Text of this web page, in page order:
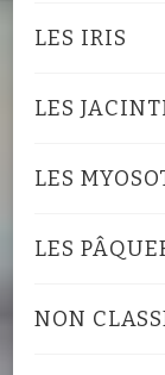
LES IRIS
LES
LES
LES
NON